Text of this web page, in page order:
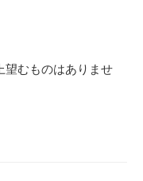
望むものはありませ